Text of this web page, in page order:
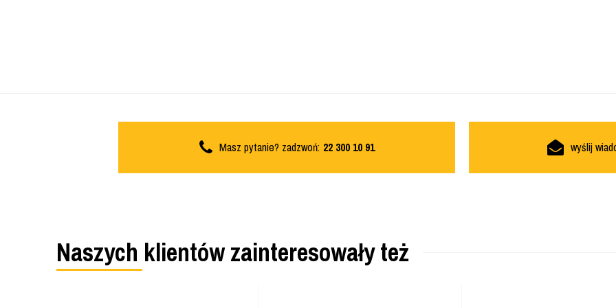
Masz pytanie? zadzwoń: 22 300 10 91 wyślij
Naszych klientów zainteresowały też